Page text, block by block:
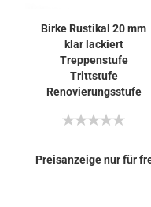
Birke Rustikal 20 mm
klar lackiert
Treppenstufe
Trittstufe
Renovierungsstufe
Gummilippe
Preisanzeige nur für